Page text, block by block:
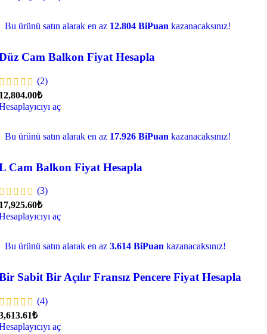
Bu ürünü satın alarak en az 12.804 BiPuan kazanacaksınız!
Cam Balkon Fiyat Hesapla
(2)
aç
Bu ürünü satın alarak en az 17.926 BiPuan kazanacaksınız!
Cam Balkon Fiyat Hesapla
(3)
aç
Bu ürünü satın alarak en az 3.614 BiPuan kazanacaksınız!
Sabit Bir Açılır Fransız Pencere Fiyat Hesapla
(4)
aç